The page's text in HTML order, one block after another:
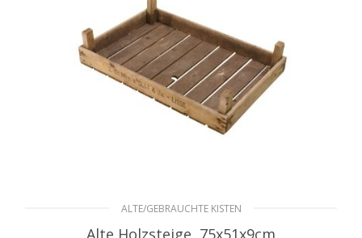
ALTE/GEBRAUCHTE KISTEN
Alte Holzsteige, 75x51x9cm